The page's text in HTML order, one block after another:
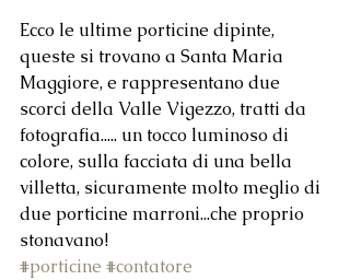
Ecco le ultime porticine dipinte,
queste si trovano a Santa Maria
Maggiore, e rappresentano due
scorci della Valle Vigezzo, tratti da
fotografia..... un tocco luminoso di
colore, sulla facciata di una bella
villetta, sicuramente molto meglio di
due porticine marroni...che proprio
stonavano!
#porticine #contatore